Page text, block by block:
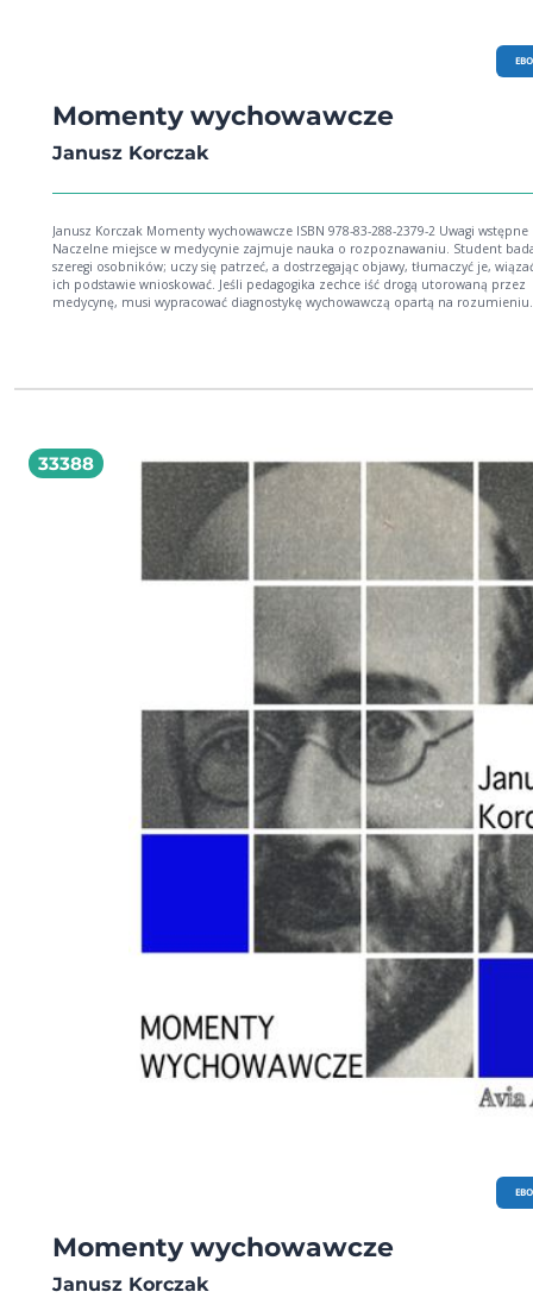
Momenty wychowawcze
Janusz Korczak
Janusz Korczak Momenty wychowawcze ISBN 978-83-288-2379-2 Uwagi wstępne I.
Naczelne miejsce w medycynie zajmuje nauka o rozpoznawaniu. Student
szeregi osobników; uczy się patrzeć, a dostrzegając objawy, tłumaczyć je,
ich podstawie wnioskować. Jeśli pedagogika zechce iść drogą utorowaną przez
medycynę, musi wypracować diagnostykę wychowawczą opartą na rozumieniu
Jak kochać dziecko (1920), Prawo dziecka do szacunku (1929) Właśc. Henryk
zasadach demokracji, szczerości, szacunku oraz wszechstronnej aktywizacji
społecznej dzieci (np. jego podopieczni redagowali samodzielnie czasopismo
Przegląd"). Współtwórca i kierownik żydowskiego Domu Sierot w Warszawie
1942) oraz sierocińca dla dzieci polskich Nasz Dom (1919-1936) mieszczącego
Bielanach w Warszawie. Wykładowca Instytutu Pedagogiki Specjalnej oraz
Wszechnicy Polskiej. Zajmował się publicystyką, współpracując m.in. z czasopismami
,,W słońcu" i ,,Szkoła Specjalna" oraz Polskim Radiem, w którym wygłaszał
pogadanki radiowe opublikowane następnie pt. Pedagogika żartobliwa. W 1942 w
getcie warszawskim, pełniąc nieprzerwanie funkcję pediatry i opiekuna sierot,
Pamiętnik (wyd. po wojnie w Wyborze pism). Zginął w hitlerowskim obozie
Treblince wraz z wychowankami swojego zakładu. Kupując książkę wspierasz fundację
Nowoczesna Polska, która propaguje ideę wolnej kultury. Wolne Lektury to
internetowa, rozwijana pod patronatem Ministerstwa Edukacji Narodowej. W
zbiorach znajduje się kilka tysięcy utworów, w tym wiele lektur szkolnych
do użytku przez MEN, które trafiły już do domeny publicznej. Wszystkie dzieła
odpowiednio opracowane - opatrzone przypisami oraz motywami.
33388
Momenty wychowawcze
Janusz Korczak